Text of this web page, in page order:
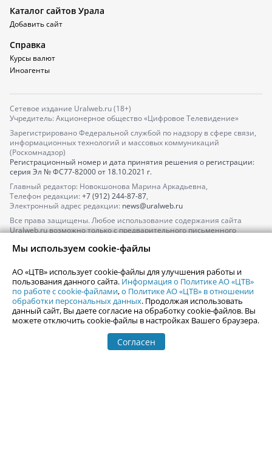
Каталог сайтов Урала
Добавить сайт
Справка
Курсы валют
Иноагенты
Сетевое издание Uralweb.ru (18+)
Учредитель: Акционерное общество «Цифровое Телевидение»
Зарегистрировано Федеральной службой по надзору в сфере связи,
информационных технологий и массовых коммуникаций
(Роскомнадзор)
Регистрационный номер и дата принятия решения о регистрации:
серия Эл № ФС77-82000от 18.10.2021 г.
Главный редактор: Новокшонова Марина Аркадьевна,
Телефон редакции: +7 (912) 244-87-87,
Электронный адрес редакции: news@uralweb.ru
Все права защищены. Любое использование содержания сайта
Uralweb.ru возможно только с предварительного письменного
По вопросам размещения рекламы обращайтесь по тел.
По вопросам размещения информации в разделе «Афиша»
afisha@uralweb.ru
Пользовательское соглашение на использование сайта
Политика АО «ЦТВ» в отношении обработки персональных данных
Мы используем cookie-файлы
АО «ЦТВ» использует cookie-файлы для улучшения работы и
пользования данного сайта. Информация о Политике АО «ЦТВ»
по работе с cookie-файлами,о Политике АО «ЦТВ» в отношении
обработки персональных данных. Продолжая использовать
данный сайт, Вы даете согласие на обработку cookie-файлов. Вы
можете отключить cookie-файлы в настройках Вашего браузера.
Согласен